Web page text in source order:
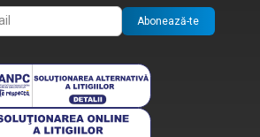
Abonează-te